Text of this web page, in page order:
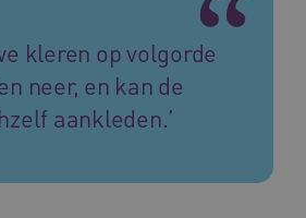
kleren op volgorde
neer, en kan de
aankleden.’